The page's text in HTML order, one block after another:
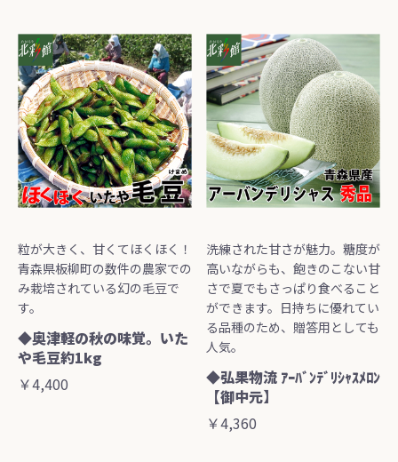
粒が大きく、甘くてほくほく！
青森県板柳町の数件の農家での
み栽培されている幻の毛豆で
す。
◆奥津軽の秋の味覚。いた
や毛豆約1kg
￥4,400
洗練された甘さが魅力。糖度が
高いながらも、飽きのこない甘
さで夏でもさっぱり食べること
ができます。日持ちに優れてい
る品種のため、贈答用としても
人気。
◆弘果物流 ｱｰﾊﾞﾝﾃﾞﾘｼｬｽﾒﾛﾝ
【御中元】
￥4,360